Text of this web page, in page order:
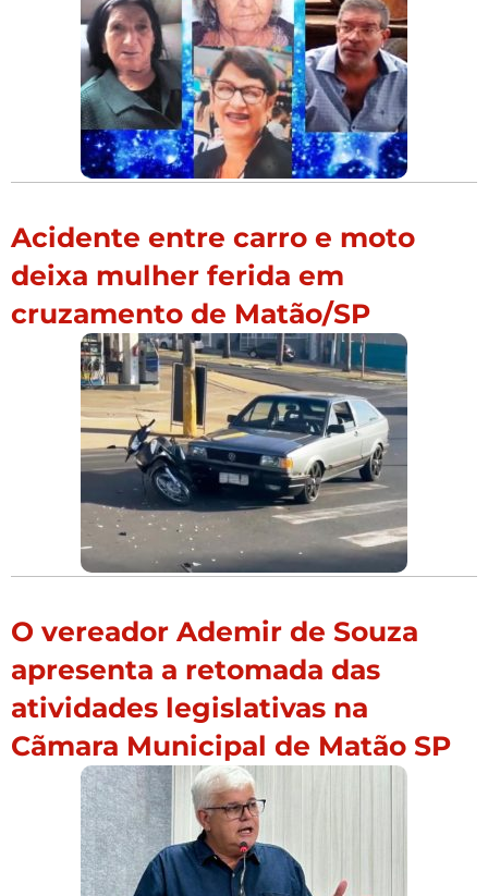
Acidente entre carro e moto
deixa mulher ferida em
cruzamento de Matão/SP
O vereador Ademir de Souza
apresenta a retomada das
atividades legislativas na
Cãmara Municipal de Matão SP